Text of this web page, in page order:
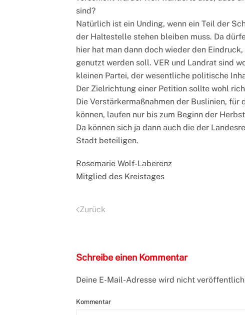
sind?
Natürlich ist ein Unding, wenn ein Teil der
der Haltestelle stehen bleiben muss. Da
hier hat man dann doch wieder den
genutzt werden soll. VER und Landrat sind
kleinen Partei, der wesentliche politische
Der Zielrichtung einer Petition sollte wohl
Die Verstärkermaßnahmen der Buslinien,
können, laufen nur bis zum Beginn der
Da können sich ja dann auch die der
Stadt beteiligen.
Rosemarie Wolf-Laberenz
Mitglied des Kreistages
Zurück
Schreibe einen Kommentar
Deine E-Mail-Adresse wird nicht
Kommentar